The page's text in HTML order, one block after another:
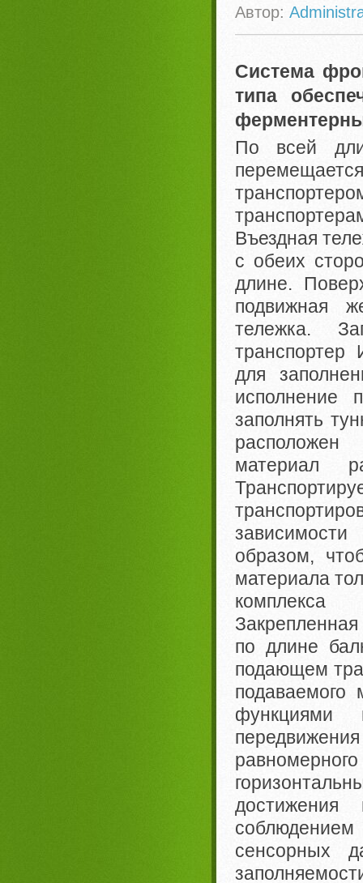
Автор:
Система
типа
По всей
Въездная
с обеих
длине.
подвижная
тележка.
транспортер
для
исполнение
заполнять
расположен
материал
образом,
материала
комплекса
по длине
подающем
подаваемого
сенсорных